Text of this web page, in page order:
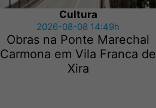
Cultura
2026-08-08 14:49h
Obras na Ponte Marechal
Carmona em Vila Franca de
Xira